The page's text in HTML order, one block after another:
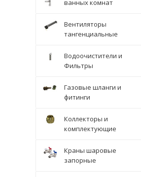
ванных комнат
Вентиляторы
тангенциальные
Водоочистители и
Фильтры
Газовые шланги и
фитинги
Коллекторы и
комплектующие
Краны шаровые
запорные